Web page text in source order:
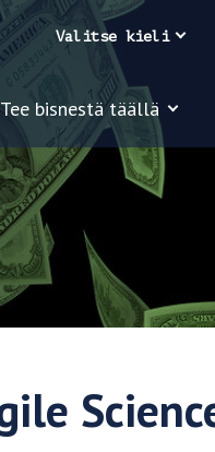
Tee bisnestä täällä
Valitse kieli